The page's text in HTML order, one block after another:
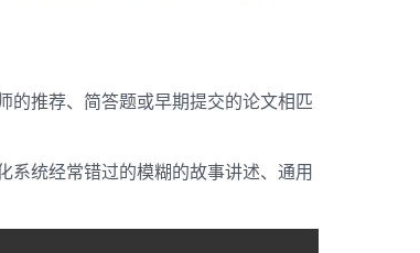
的推荐、简答题或早期提交的论文相匹
系统经常错过的模糊的故事讲述、通用